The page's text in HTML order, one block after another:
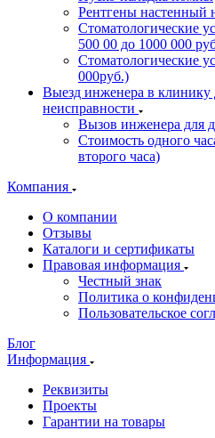
Рентгены настенный
Стоматологические
500 00 до 1000 000
Стоматологические
000руб.)
Выезд инженера в клинику
неисправности
Вызов инженера для
Стоимость одного
второго часа)
Компания
О компании
Отзывы
Каталоги и сертификаты
Правовая информация
Честный знак
Политика о
Пользовательское
Блог
Информация
Реквизиты
Проекты
Гарантии на товары